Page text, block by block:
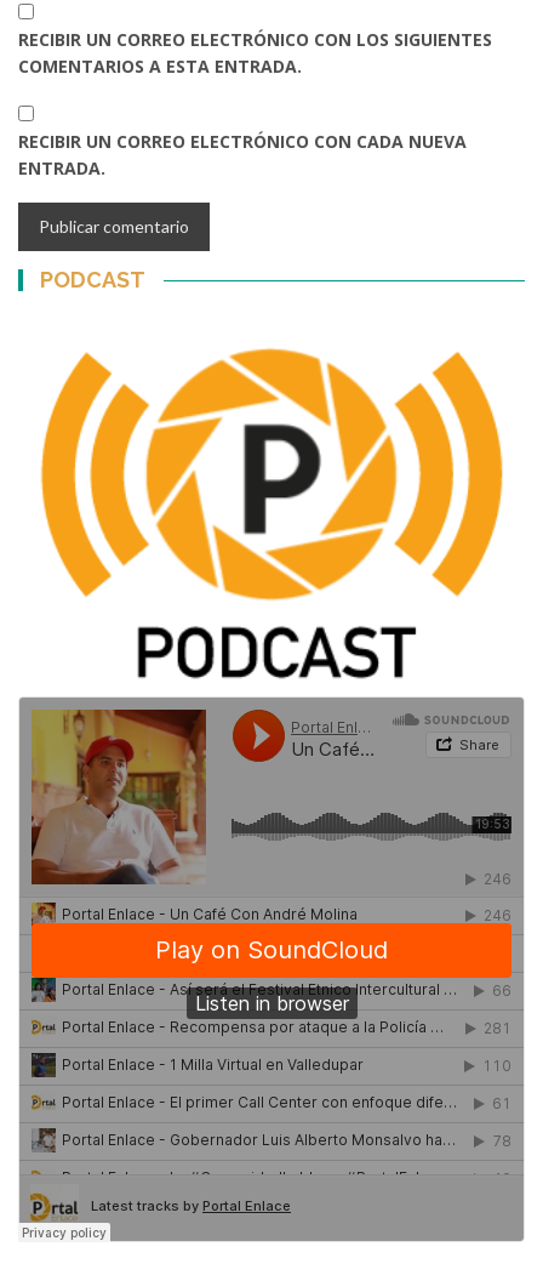
RECIBIR UN CORREO ELECTRÓNICO CON LOS SIGUIENTES
COMENTARIOS A ESTA ENTRADA.
RECIBIR UN CORREO ELECTRÓNICO CON CADA NUEVA
ENTRADA.
PODCAST